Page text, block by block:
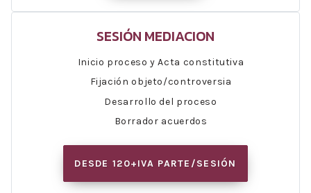
SESIÓN MEDIACION
Inicio proceso y Acta constitutiva
Fijación objeto/controversia
Desarrollo del proceso
Borrador acuerdos
DESDE 120+IVA PARTE/SESIÓN